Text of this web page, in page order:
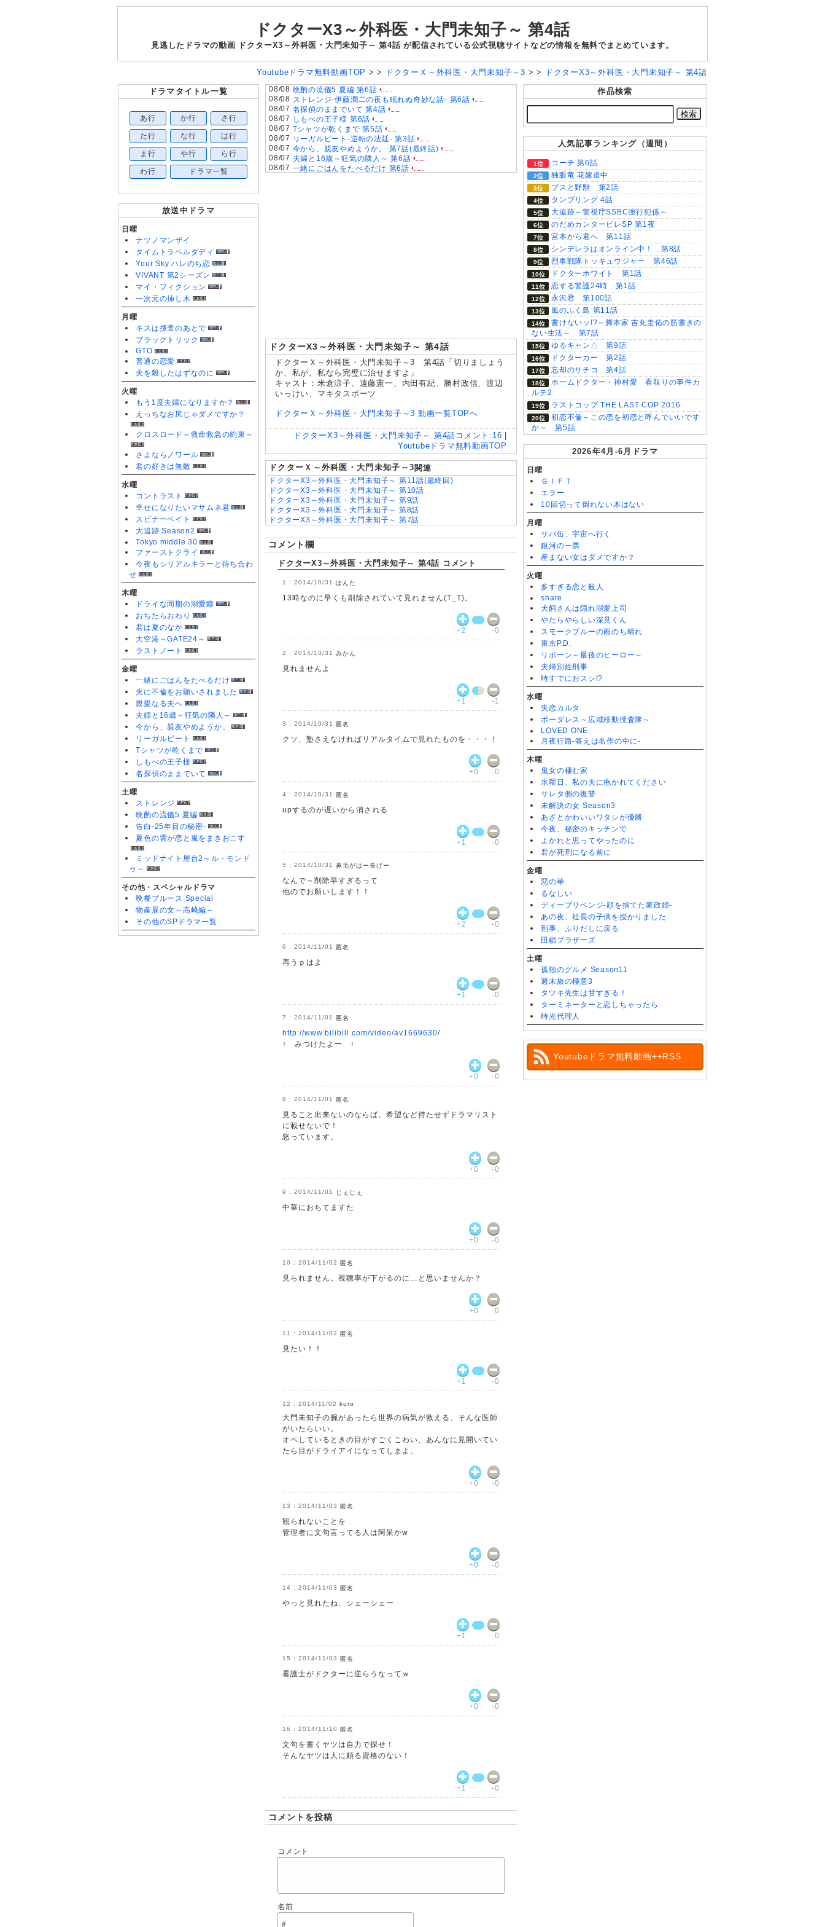
ドクターX3～外科医・大門未知子～ 第4話
見逃したドラマの動画 ドクターX3～外科医・大門未知子～ 第4話 が配信されている公式視聴サイトなどの情報を無料でまとめています。
Youtubeドラマ無料動画TOP > > ドクターＸ～外科医・大門未知子～3 > > ドクターX3～外科医・大門未知子～ 第4話
ドラマタイトル一覧
あ行 か行 さ行
た行 な行 は行
ま行 や行 ら行
わ行 ドラマ一覧
放送中ドラマ
日曜
ナツノマンザイ
タイムトラベルダディ
Your Sky ハレのち恋
VIVANT 第2シーズン
マイ・フィクション
一次元の挿し木
月曜
キスは捜査のあとで
ブラックトリック
GTO
普通の恋愛
夫を殺したはずなのに
火曜
もう1度夫婦になりますか？
えっちなお尻じゃダメですか？
クロスロード～救命救急の約束～
さよならノワール
君の好きは無敵
水曜
コントラスト
幸せになりたいマサムネ君
スピナーベイト
大追跡 Season2
Tokyo middle 30
ファーストクライ
今夜もシリアルキラーと待ち合わ
せ
木曜
ドライな同期の溺愛癖
おちたらおわり
君は夏のなか
大空港～GATE24～
ラストノート
金曜
一緒にごはんをたべるだけ
夫に不倫をお願いされました
親愛なる夫へ
夫婦と16歳～狂気の隣人～
今から、親友やめようか。
リーガルビート
Tシャツが乾くまで
しもべの王子様
名探偵のままでいて
土曜
ストレンジ
晩酌の流儀5 夏編
告白-25年目の秘密-
夏色の雲が恋と嵐をまきおこす
ミッドナイト屋台2～ル・モンド
ゥ～
その他・スペシャルドラマ
晩餐ブルース Special
物産展の女～高崎編～
その他のSPドラマ一覧
08/08 晩酌の流儀5 夏編 第6話
08/08 ストレンジ-伊藤潤二の夜も眠れぬ奇妙な話- 第6話
08/07 名探偵のままでいて 第4話
08/07
しもべの王子様 第6話
08/07 Tシャツが乾くまで 第5話
08/07
リーガルビート-逆転の法廷- 第3話
08/07 今から、親友やめようか。 第7話(最終話)
08/07 夫婦と16歳～狂気の隣人～ 第6話
08/07 一緒にごはんをたべるだけ 第6話
ドクターX3～外科医・大門未知子～ 第4話
ドクターＸ～外科医・大門未知子～3 第4話「切りましょう
か、私が。私なら完璧に治せますよ」
キャスト：米倉涼子、遠藤憲一、内田有紀、勝村政信、渡辺
いっけい、マキタスポーツ
ドクターＸ～外科医・大門未知子～3 動画一覧TOPへ
ドクターX3～外科医・大門未知子～ 第4話 コメント: 16
Youtubeドラマ無料動画TOP
ドクターＸ～外科医・大門未知子～3 関連
ドクターX3～外科医・大門未知子～ 第11話(最終回)
ドクターX3～外科医・大門未知子～ 第10話
ドクターX3～外科医・大門未知子～ 第9話
ドクターX3～外科医・大門未知子～ 第8話
ドクターX3～外科医・大門未知子～ 第7話
ドクターX3～外科医・大門未知子～ 第5話
ドクターX3～外科医・大門未知子～ 第3話
ドクターＸ～外科医・大門未知子～3 第2話
ドクターＸ～外科医・大門未知子～3 第1話
ドクターＸ～外科医・大門未知子～3
コメント欄
ドクターX3～外科医・大門未知子～ 第4話 コメント
2014/10/31 ぽんた
13時なのに早くも削除されていて見れません(T_T)。
+2 -0
2014/10/31 みかん
見れませんよ
+1 -1
2014/10/31 匿名
クソ、塾さえなければリアルタイムで見れたものを・・・！
+0 -0
2014/10/31 匿名
upするのが遅いから消される
+1 -0
2014/10/31 鼻毛がはー長げー
なんで～削除早すぎるって
他のでお願いします！！
+2 -0
2014/11/01 匿名
再うｐはよ
+1 -0
2014/11/01 匿名
http://www.bilibili.com/video/av1669630/
↑ みつけたよー ↑
+0 -0
2014/11/01 匿名
見ること出来ないのならば、希望など持たせずドラマリスト
に載せないで！
怒っています。
+0 -0
2014/11/01 じぇじぇ
中華におちてますた
+0 -0
2014/11/02 匿名
見られません。視聴率が下がるのに…と思いませんか？
+0 -0
2014/11/02 匿名
見たい！！
+1 -0
2014/11/02 kuro
大門未知子の腕があったら世界の病気が救える、そんな医師
がいたらいい。
オペしているときの目がすごくこわい、あんなに見開いてい
たら目がドライアイになってしまよ。
+0 -0
2014/11/03 匿名
観られないことを
管理者に文句言ってる人は阿呆かw
+0 -0
2014/11/03 匿名
やっと見れたね、シェーシェー
+1 -0
2014/11/03 匿名
看護士がドクターに逆らうなってｗ
+0 -0
2014/11/10 匿名
文句を書くヤツは自力で探せ！
そんなヤツは人に頼る資格のない！
+1 -0
コメントを投稿
コメント
名前
作品検索
人気記事ランキング（週間）
コーチ 第6話
独眼竜 花嫁道中
ブスと野獣 第2話
タンブリング 4話
大追跡～警視庁SSBC強行犯係～
のだめカンタービレSP 第1夜
宮本から君へ 第11話
シンデレラはオンライン中！ 第8話
烈車戦隊トッキュウジャー 第46話
ドクターホワイト 第1話
恋する警護24時 第1話
永沢君 第100話
風のふく島 第11話
書けないッ!?～脚本家 吉丸圭佑の筋書きの
ない生活～ 第7話
ゆるキャン△ 第9話
ドクターカー 第2話
忘却のサチコ 第4話
ホームドクター・神村愛 看取りの事件カ
ルテ2
ラストコップ THE LAST COP 2016
初恋不倫～この恋を初恋と呼んでいいです
か～ 第5話
2026年4月-6月ドラマ
日曜
ＧＩＦＴ
エラー
10回切って倒れない木はない
月曜
サバ缶、宇宙へ行く
銀河の一票
産まない女はダメですか？
火曜
多すぎる恋と殺人
share
犬飼さんは隠れ溺愛上司
やたらやらしい深見くん
スモークブルーの雨のち晴れ
東京P.D.
リボーン～最後のヒーロー～
夫婦別姓刑事
時すでにおスシ!?
水曜
失恋カルタ
ボーダレス～広域移動捜査隊～
LOVED ONE
月夜行路-答えは名作の中に-
木曜
鬼女の棲む家
水曜日、私の夫に抱かれてください
サレタ側の復讐
未解決の女 Season3
あざとかわいいワタシが優勝
今夜、秘密のキッチンで
よかれと思ってやったのに
君が死刑になる前に
金曜
惡の華
るなしい
ディープリベンジ-顔を捨てた家政婦-
あの夜、社長の子供を授かりました
刑事、ふりだしに戻る
田鎖ブラザーズ
土曜
孤独のグルメ Season11
週末旅の極意3
タツキ先生は甘すぎる！
ターミネーターと恋しちゃったら
時光代理人
Youtubeドラマ無料動画++RSS